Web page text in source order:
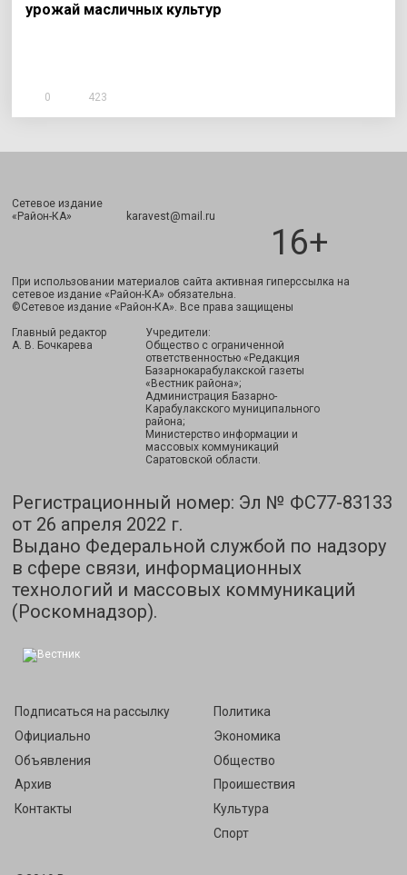
урожай масличных культур
0 423
Сетевое издание
«Район-КА» karavest@mail.ru
16+
При использовании материалов сайта активная гиперссылка на
сетевое издание «Район-КА» обязательна.
©Сетевое издание «Район-КА». Все права защищены
Главный редактор
А. В. Бочкарева
Учредители:
Общество с ограниченной
ответственностью «Редакция
Базарнокарабулакской газеты
«Вестник района»;
Администрация Базарно-
Карабулакского муниципального
района;
Министерство информации и
массовых коммуникаций
Саратовской области.
Регистрационный номер: Эл № ФС77-83133
от 26 апреля 2022 г.
Выдано Федеральной службой по надзору
в сфере связи, информационных
технологий и массовых коммуникаций
(Роскомнадзор).
Подписаться на рассылку
Официально
Объявления
Архив
Контакты
Политика
Экономика
Общество
Проишествия
Культура
Спорт
Подписаться